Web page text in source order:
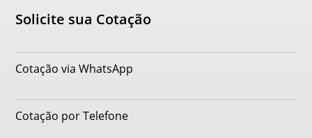
Solicite sua Cotação
Cotação via WhatsApp
Cotação por Telefone